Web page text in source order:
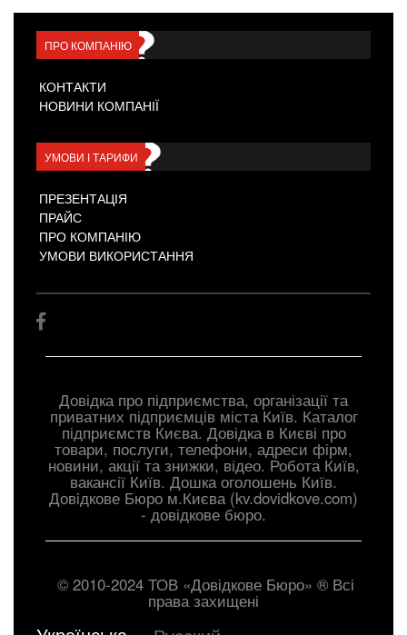
ПРО КОМПАНІЮ
КОНТАКТИ
НОВИНИ КОМПАНІЇ
УМОВИ І ТАРИФИ
ПРЕЗЕНТАЦІЯ
ПРАЙС
ПРО КОМПАНІЮ
УМОВИ ВИКОРИСТАННЯ
Довідка про підприємства, організації та
приватних підприємців міста Київ. Каталог
підприємств Києва. Довідка в Києві про
товари, послуги, телефони, адреси фірм,
новини, акції та знижки, відео. Робота Київ,
вакансії Київ. Дошка оголошень Київ.
Довiдкове Бюро м.Києва (kv.dovidkove.com)
- довідкове бюро.
© 2010-2024 ТОВ «Довідкове Бюро» ® Всі
права захищені